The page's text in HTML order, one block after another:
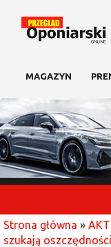
MAGAZYN
Strona główna »
szukają oszczędności